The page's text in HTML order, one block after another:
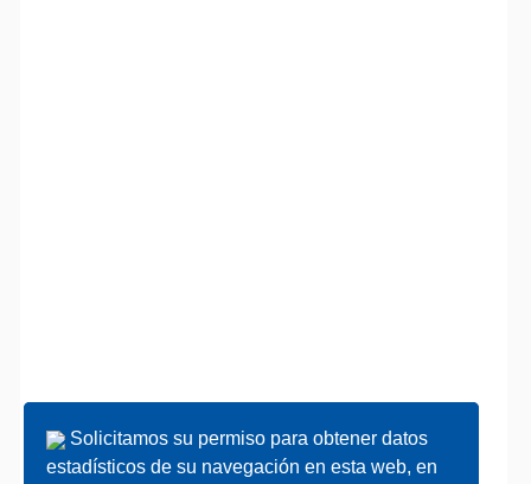
Solicitamos su permiso para obtener datos
estadísticos de su navegación en esta web, en
Solicitamos su permiso para obtener datos
estadísticos de su navegación en esta web, en